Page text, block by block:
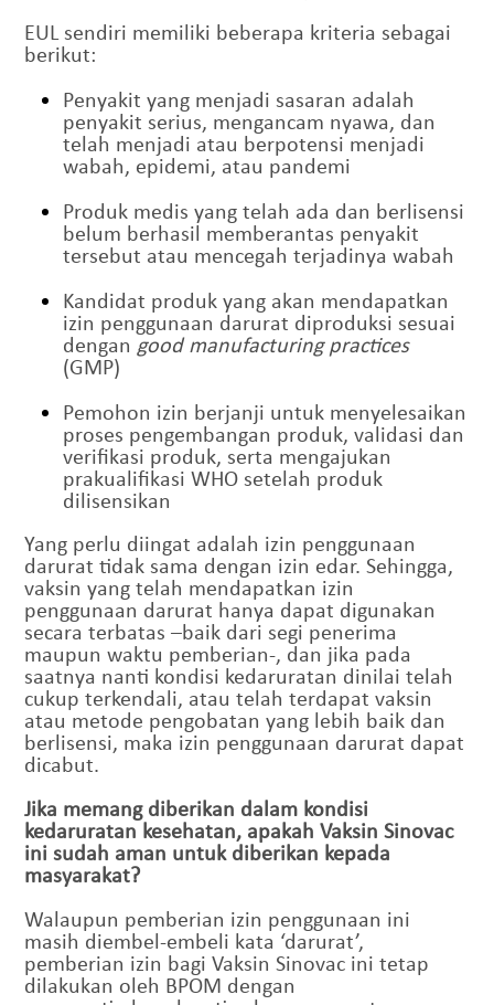
EUL sendiri memiliki beberapa kriteria sebagai
berikut:
Penyakit yang menjadi sasaran adalah
penyakit serius, mengancam nyawa, dan
telah menjadi atau berpotensi menjadi
wabah, epidemi, atau pandemi
Produk medis yang telah ada dan berlisensi
belum berhasil memberantas penyakit
tersebut atau mencegah terjadinya wabah
Kandidat produk yang akan mendapatkan
izin penggunaan darurat diproduksi sesuai
dengan good manufacturing practices
(GMP)
Pemohon izin berjanji untuk menyelesaikan
proses pengembangan produk, validasi dan
verifikasi produk, serta mengajukan
prakualifikasi WHO setelah produk
dilisensikan
Yang perlu diingat adalah izin penggunaan
darurat tidak sama dengan izin edar. Sehingga,
vaksin yang telah mendapatkan izin
penggunaan darurat hanya dapat digunakan
secara terbatas –baik dari segi penerima
maupun waktu pemberian-, dan jika pada
saatnya nanti kondisi kedaruratan dinilai telah
cukup terkendali, atau telah terdapat vaksin
atau metode pengobatan yang lebih baik dan
berlisensi, maka izin penggunaan darurat dapat
dicabut.
Jika memang diberikan dalam kondisi
kedaruratan kesehatan, apakah Vaksin Sinovac
ini sudah aman untuk diberikan kepada
masyarakat?
Walaupun pemberian izin penggunaan ini
masih diembel-embeli kata ‘darurat’,
pemberian izin bagi Vaksin Sinovac ini tetap
dilakukan oleh BPOM dengan